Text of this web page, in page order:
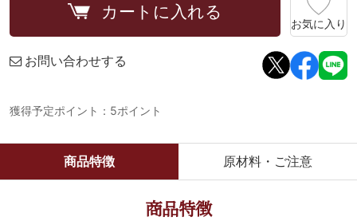
カートに入れる
お気に入り
お問い合わせする
獲得予定ポイント：5ポイント
商品特徴 原材料・ご注意
商品特徴